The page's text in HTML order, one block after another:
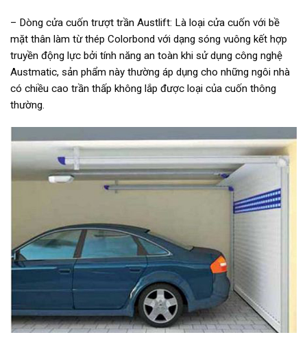
– Dòng cửa cuốn trượt trần Austlift: Là loại cửa cuốn với bề
mặt thân làm từ thép Colorbond với dạng sóng vuông kết hợp
truyền động lực bởi tính năng an toàn khi sử dụng công nghệ
Austmatic, sản phẩm này thường áp dụng cho những ngôi nhà
có chiều cao trần thấp không lắp được loại của cuốn thông
thường.